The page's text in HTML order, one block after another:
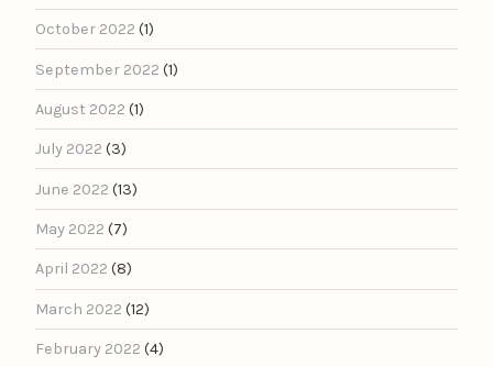
October 2022 (1)
September 2022 (1)
August 2022 (1)
July 2022 (3)
June 2022 (13)
May 2022 (7)
April 2022 (8)
March 2022 (12)
February 2022 (4)